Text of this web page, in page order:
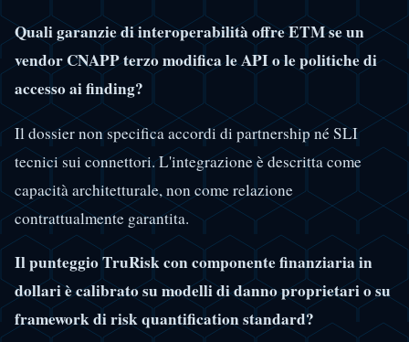
Quali garanzie di interoperabilità offre ETM se un
vendor CNAPP terzo modifica le API o le politiche di
accesso ai finding?
Il dossier non specifica accordi di partnership né SLI
tecnici sui connettori. L'integrazione è descritta come
capacità architetturale, non come relazione
contrattualmente garantita.
Il punteggio TruRisk con componente finanziaria in
dollari è calibrato su modelli di danno proprietari o su
framework di risk quantification standard?